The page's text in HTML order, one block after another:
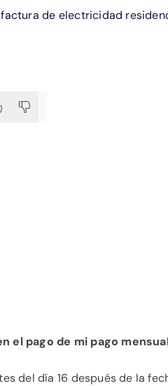
de electricidad
el pago de mi pago
del día 16 después de la